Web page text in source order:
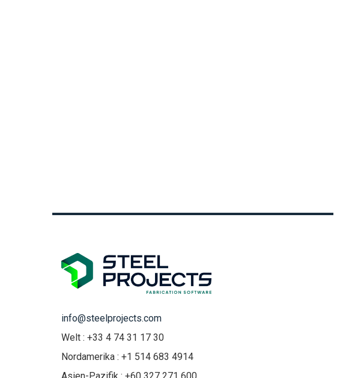
info@steelprojects.com
Welt : +33 4 74 31 17 30
Nordamerika : +1 514 683 4914